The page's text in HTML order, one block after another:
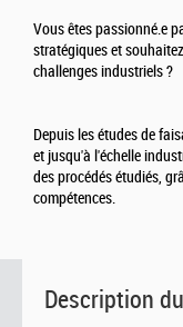
Description
Vous êtes passionné.e
stratégiques et
challenges industriels ?
Depuis les études de
et jusqu'à l'échelle
des procédés étudiés,
compétences.